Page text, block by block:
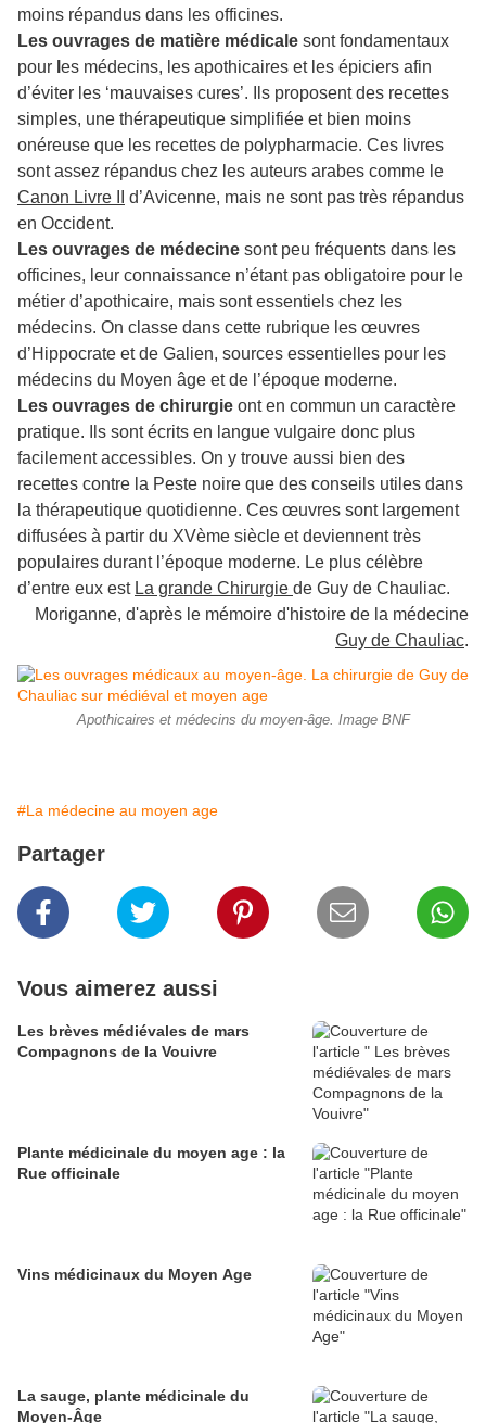
moins répandus dans les officines.
Les ouvrages de matière médicale sont fondamentaux
pour es médecins, les apothicaires et les épiciers afin
d’éviter les ‘mauvaises cures’. Ils proposent des recettes
simples, une thérapeutique simplifiée et bien moins
onéreuse que les recettes de polypharmacie. Ces livres
sont assez répandus chez les auteurs arabes comme le
Canon Livre II
d’Avicenne, mais ne sont pas très répandus
en Occident.
Les ouvrages de médecine sont peu fréquents dans les
officines, leur connaissance n’étant pas obligatoire pour le
métier d’apothicaire, mais sont essentiels chez les
médecins. On classe dans cette rubrique les œuvres
d’Hippocrate et de Galien, sources essentielles pour les
médecins du Moyen âge et de l’époque moderne.
Les ouvrages de chirurgie ont en commun un caractère
pratique. Ils sont écrits en langue vulgaire donc plus
facilement accessibles. On y trouve aussi bien des
recettes contre la Peste noire que des conseils utiles dans
la thérapeutique quotidienne. Ces œuvres sont largement
diffusées à partir du XVème siècle et deviennent très
populaires durant l’époque moderne. Le plus célèbre
d’entre eux est La grande Chirurgie de Guy de Chauliac.
Moriganne, d'après le mémoire d'histoire de la médecine
Guy de Chauliac.
Apothicaires et médecins du moyen-âge. Image BNF
#La médecine au moyen age
Partager
Vous aimerez aussi
Les brèves médiévales de mars
Compagnons de la Vouivre
Plante médicinale du moyen age : la
Rue officinale
Vins médicinaux du Moyen Age
La sauge, plante médicinale du
Moyen-Âge